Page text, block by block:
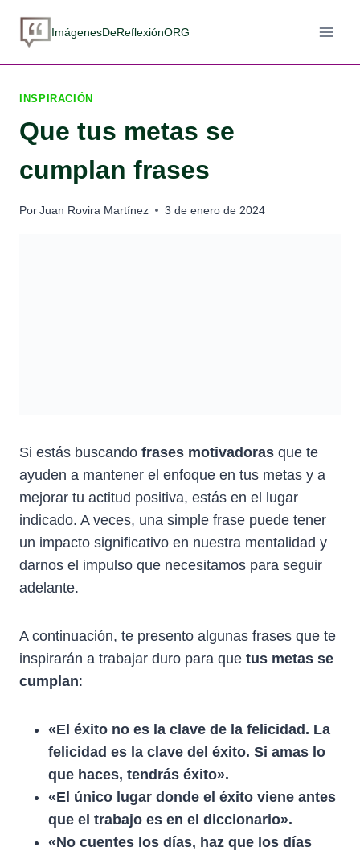
ImágenesDeReflexiónORG
INSPIRACIÓN
Que tus metas se
cumplan frases
PorJuan Rovira Martínez 3 de enero de 2024
Si estás buscando frases motivadoras que te
ayuden a mantener el enfoque en tus metas y a
mejorar tu actitud positiva, estás en el lugar
indicado. A veces, una simple frase puede tener
un impacto significativo en nuestra mentalidad y
darnos el impulso que necesitamos para seguir
adelante.
A continuación, te presento algunas frases que te
inspirarán a trabajar duro para que tus metas se
cumplan:
«El éxito no es la clave de la felicidad. La
felicidad es la clave del éxito. Si amas lo
que haces, tendrás éxito».
«El único lugar donde el éxito viene antes
que el trabajo es en el diccionario».
«No cuentes los días, haz que los días